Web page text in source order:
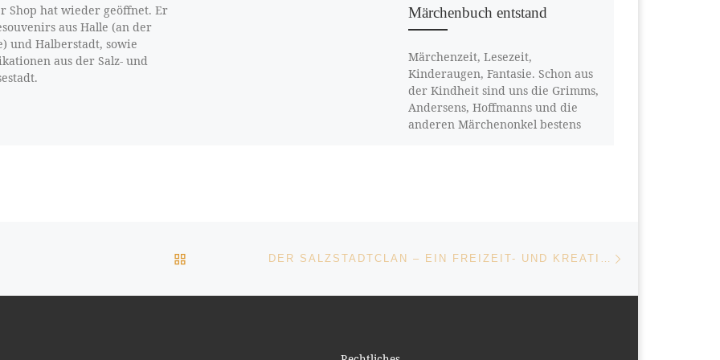
Shop hat wieder geöffnet. Er
aus Halle (an der
und Halberstadt, sowie
aus der Salz- und
Märchenbuch entstand
Märchenzeit, Lesezeit,
Kinderaugen, Fantasie. Schon aus
der Kindheit sind uns die Grimms,
Andersens, Hoffmanns und die
anderen Märchenonkel bestens
ZURÜCK ZUR BEITRAGSLISTE DER SALZSTADTCLAN – EIN FREIZEIT- UND KREATIVVEREIN